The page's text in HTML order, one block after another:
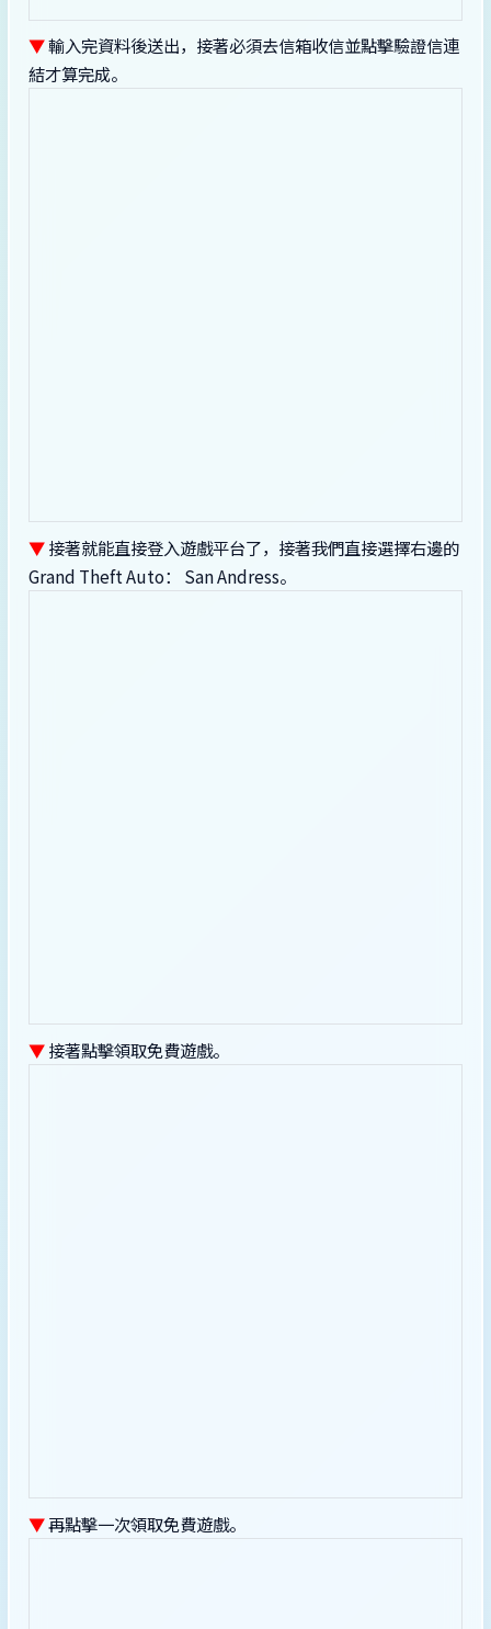
▼輸入完資料後送出，接著必須去信箱收信並點擊驗證信連
結才算完成。
▼接著就能直接登入遊戲平台了，接著我們直接選擇右邊的
Grand Theft Auto： San Andress。
▼接著點擊領取免費遊戲。
▼再點擊一次領取免費遊戲。